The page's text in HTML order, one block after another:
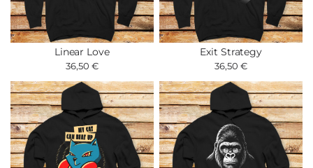
Linear Love
36,50 €
Exit Strategy
36,50 €